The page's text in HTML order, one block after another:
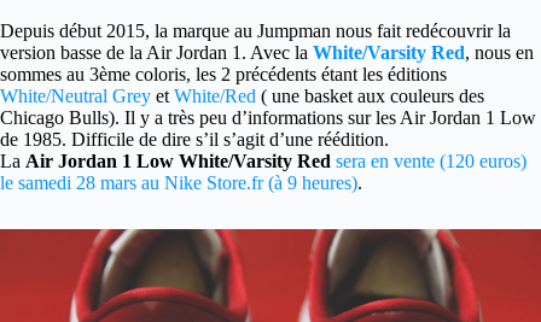
Depuis début 2015, la marque au Jumpman nous fait redécouvrir la
version basse de la Air Jordan 1. Avec la White/Varsity Red, nous en
sommes au 3ème coloris, les 2 précédents étant les éditions
White/Neutral Grey et White/Red ( une basket aux couleurs des
Chicago Bulls). Il y a très peu d’informations sur les Air Jordan 1 Low
de 1985. Difficile de dire s’il s’agit d’une réédition.
La Air Jordan 1 Low White/Varsity Red sera en vente (120 euros)
le samedi 28 mars au Nike Store.fr (à 9 heures).